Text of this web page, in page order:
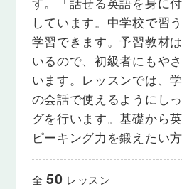
しています。中学校で習
学習できます。予習教材
いるので、初級者にもや
います。レッスンでは、
の会話で使えるようにし
グを行います。基礎から
ピーキング力を鍛えたい
全 50 レッスン